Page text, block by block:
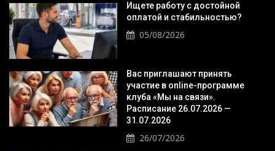
Ищете работу с достойной
оплатой и стабильностью?
05/08/2026
Вас приглашают принять
участие в online-программе
клуба «Мы на связи».
Расписание 26.07.2026 —
31.07.2026
26/07/2026